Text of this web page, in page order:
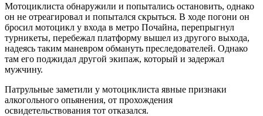
Мотоциклиста обнаружили и попытались остановить, однако
он не отреагировал и попытался скрыться. В ходе погони он
бросил мотоцикл у входа в метро Почайна, перепрыгнул
турникеты, перебежал платформу вышел из другого выхода,
надеясь таким маневром обмануть преследователей. Однако
там его поджидал другой экипаж, который и задержал
мужчину.
Патрульные заметили у мотоциклиста явные признаки
алкогольного опьянения, от прохождения
освидетельствования тот отказался.